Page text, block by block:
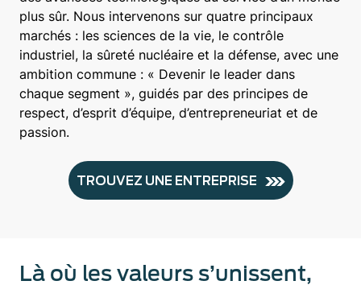
plus sûr. Nous intervenons sur quatre principaux
marchés : les sciences de la vie, le contrôle
industriel, la sûreté nucléaire et la défense, avec une
ambition commune : « Devenir le leader dans
chaque segment », guidés par des principes de
respect, d’esprit d’équipe, d’entrepreneuriat et de
passion.
TROUVEZ UNE ENTREPRISE
Là où les valeurs s’unissent,